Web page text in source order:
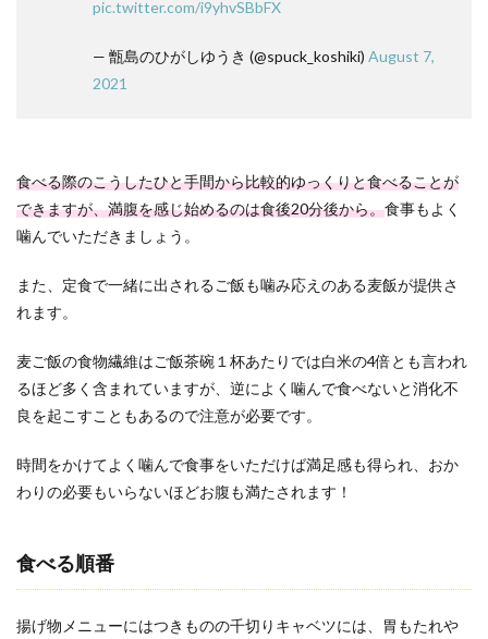
pic.twitter.com/i9yhvSBbFX
— 甑島のひがしゆうき (@spuck_koshiki) August 7,
2021
食べる際のこうしたひと手間から比較的ゆっくりと食べることが
できますが、満腹を感じ始めるのは食後20分後から。食事もよく
噛んでいただきましょう。
また、定食で一緒に出されるご飯も噛み応えのある麦飯が提供さ
れます。
麦ご飯の食物繊維はご飯茶碗１杯あたりでは白米の4倍とも言われ
るほど多く含まれていますが、逆によく噛んで食べないと消化不
良を起こすこともあるので注意が必要です。
時間をかけてよく噛んで食事をいただけば満足感も得られ、おか
わりの必要もいらないほどお腹も満たされます！
食べる順番
揚げ物メニューにはつきものの千切りキャベツには、胃もたれや